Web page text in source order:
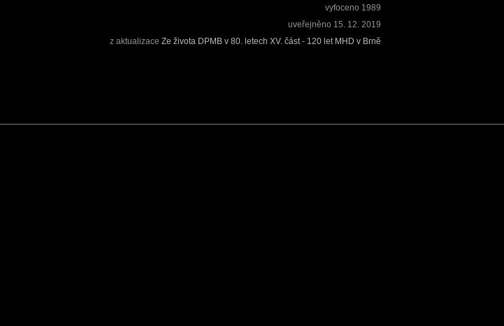
vyfoceno 1989
uveřejněno 15. 12. 2019
z aktualizace Ze života DPMB v 80. letech XV. část - 120 let MHD v Brně